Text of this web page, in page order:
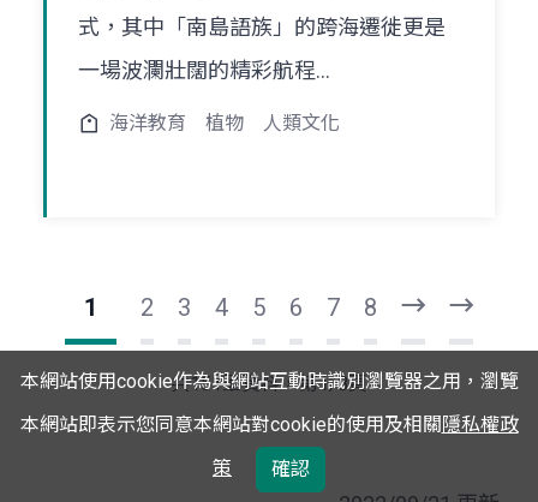
式，其中「南島語族」的跨海遷徙更是
一場波瀾壯闊的精彩航程...
海洋教育 植物 人類文化
1 2 3 4 5 6 7 8
一
頁
後
一
共151筆資料，第1/8頁
本網站使用cookie作為與網站互動時識別瀏覽器之用，瀏覽
本網站即表示您同意本網站對cookie的使用及相關隱私權政
策
確認